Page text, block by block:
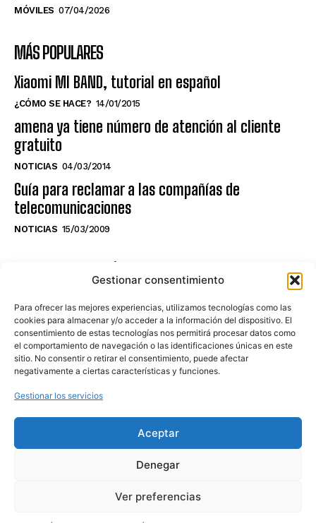
Gestionar consentimiento
Para ofrecer las mejores experiencias, utilizamos tecnologías como las
cookies para almacenar y/o acceder a la información del dispositivo. El
consentimiento de estas tecnologías nos permitirá procesar datos como
el comportamiento de navegación o las identificaciones únicas en este
sitio. No consentir o retirar el consentimiento, puede afectar
negativamente a ciertas características y funciones.
Gestionar los servicios
Aceptar
Denegar
Ver preferencias
MÓVILES 07/04/2026
MÁS POPULARES
Xiaomi MI BAND, tutorial en español
¿CÓMO SE HACE? 14/01/2015
amena ya tiene número de atención al cliente
gratuito
NOTICIAS 04/03/2014
Guía para reclamar a las compañías de
telecomunicaciones
NOTICIAS 15/03/2009
NO TE PIERDAS LO ÚLTIMO DEL CANAL
Haz clic en «Estoy de acuerdo» para
activar Youtube
POLÍTICA DE COOKIES